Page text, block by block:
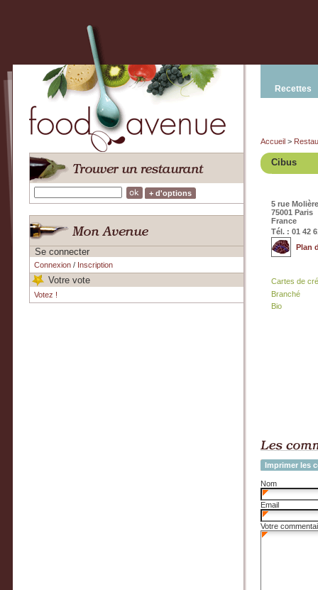
+ d'options
Se connecter
Connexion/ Inscription
Votre vote
Votez !
Recettes
Accueil >
Cibus
5 rue Molière
75001 Paris
France
Tél. : 01 42
Plan
Cartes de
Branché
Bio
Imprimer les
Nom
Email
Votre